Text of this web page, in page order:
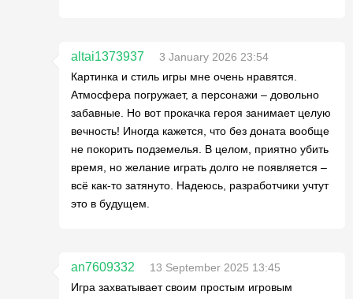
altai1373937
3 January 2026 23:54
Картинка и стиль игры мне очень нравятся.
Атмосфера погружает, а персонажи – довольно
забавные. Но вот прокачка героя занимает целую
вечность! Иногда кажется, что без доната вообще
не покорить подземелья. В целом, приятно убить
время, но желание играть долго не появляется –
всё как-то затянуто. Надеюсь, разработчики учтут
это в будущем.
an7609332
13 September 2025 13:45
Игра захватывает своим простым игровым